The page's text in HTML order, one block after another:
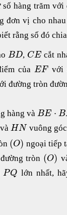
hàng trăm
đơn vị cho
rằng số đó
BD, CE cắt
của EF với
đường tròn
hàng và BE ⋅ B
và HN vuông
(O) ngoại tiếp
tròn (O)
PQ lớn nhất,